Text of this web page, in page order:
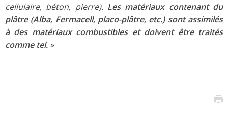
cellulaire, béton, pierre). Les matériaux contenant du
plâtre (Alba, Fermacell, placo-plâtre, etc.) sont assimilés
à des matériaux combustibleset doivent être traités
comme tel. »